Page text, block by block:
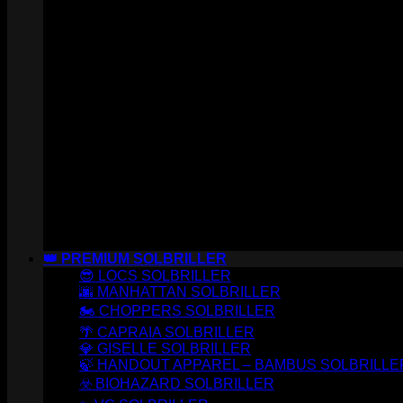
👑 PREMIUM SOLBRILLER
😎 LOCS SOLBRILLER
🌆 MANHATTAN SOLBRILLER
🏍️ CHOPPERS SOLBRILLER
🌴 CAPRAIA SOLBRILLER
💎 GISELLE SOLBRILLER
🍃 HANDOUT APPAREL – BAMBUS
☣️ BIOHAZARD SOLBRILLER